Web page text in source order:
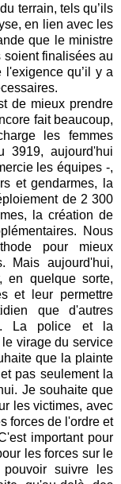
terrain, tels qu’ils
en lien avec les
que le ministre
finalisées au
qu’il y a
de mieux prendre
fait beaucoup,
les femmes
3919, aujourd'hui
les équipes -,
et gendarmes, la
de 2 300
la création de
Nous
pour mieux
Mais aujourd'hui,
en quelque sorte,
et leur permettre
que d'autres
La police et la
virage du service
que la plainte
pas seulement la
Je souhaite que
les victimes, avec
forces de l'ordre et
important pour
les forces sur le
suivre les